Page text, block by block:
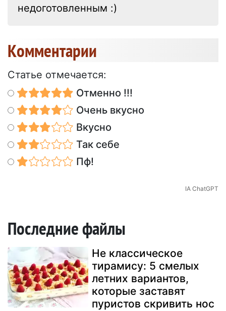
недоготовленным :)
Kомментарии
Статье отмечается:
Отменно !!!
Очень вкусно
Вкусно
Так себе
Пф!
IA ChatGPT
Последние файлы
Не классическое
тирамису: 5 смелых
летних вариантов,
которые заставят
пуристов скривить нос